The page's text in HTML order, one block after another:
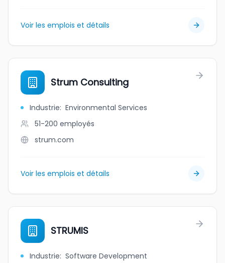
Voir les emplois et détails
Strum Consulting
Industrie: Environmental Services
51-200 employés
strum.com
Voir les emplois et détails
STRUMIS
Industrie: Software Development